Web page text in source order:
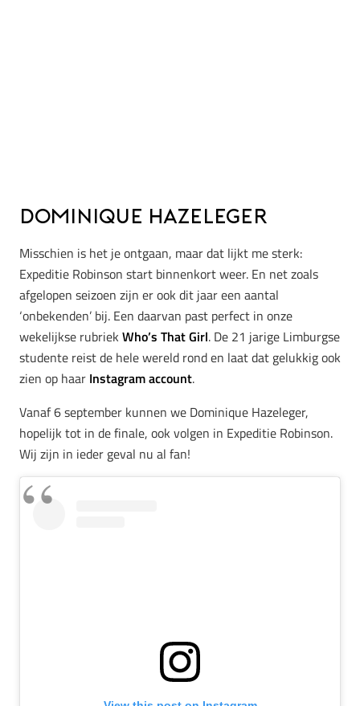
Dominique Hazeleger
Misschien is het je ontgaan, maar dat lijkt me sterk:
Expeditie Robinson start binnenkort weer. En net zoals
afgelopen seizoen zijn er ook dit jaar een aantal
‘onbekenden’ bij. Een daarvan past perfect in onze
wekelijkse rubriek Who’s That Girl. De 21 jarige Limburgse
studente reist de hele wereld rond en laat dat gelukkig ook
zien op haar Instagram account.
Vanaf 6 september kunnen we Dominique Hazeleger,
hopelijk tot in de finale, ook volgen in Expeditie Robinson.
Wij zijn in ieder geval nu al fan!